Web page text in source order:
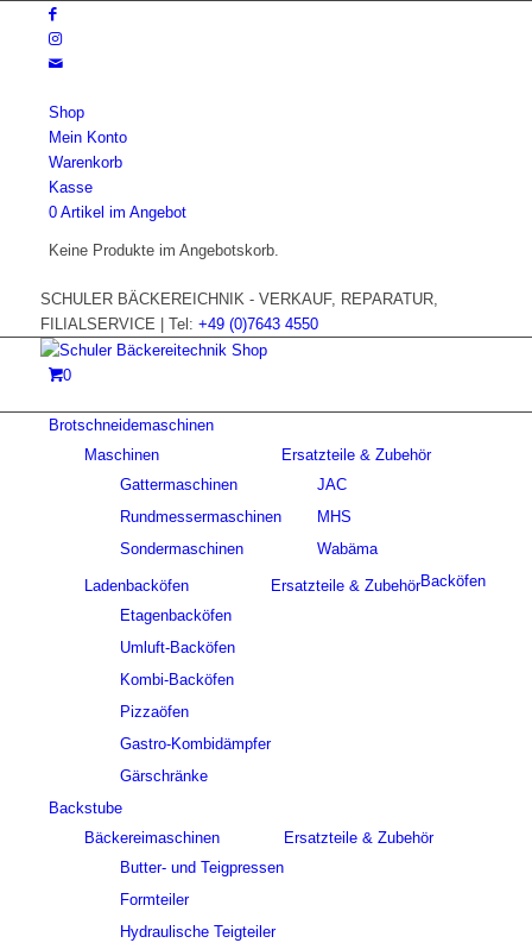
Shop
Mein Konto
Warenkorb
Kasse
0 Artikel im Angebot
Keine Produkte im Angebotskorb.
SCHULER BÄCKEREICHNIK - VERKAUF, REPARATUR,
FILIALSERVICE | Tel: +49 (0)7643 4550
0
Brotschneidemaschinen
Maschinen
Gattermaschinen
Rundmessermaschinen
Sondermaschinen
Ersatzteile & Zubehör
JAC
MHS
Wabäma
Backöfen
Ladenbacköfen
Etagenbacköfen
Umluft-Backöfen
Kombi-Backöfen
Pizzaöfen
Gastro-Kombidämpfer
Gärschränke
Ersatzteile & Zubehör
Backstube
Bäckereimaschinen
Butter- und Teigpressen
Formteiler
Hydraulische Teigteiler
Ersatzteile & Zubehör